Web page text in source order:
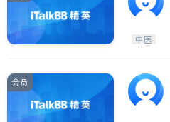
中医
会员